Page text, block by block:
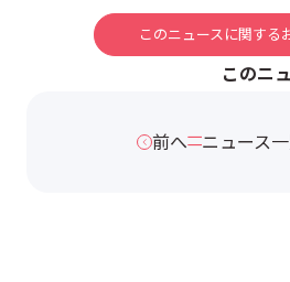
このニュースに関する
このニ
前へ ニュース